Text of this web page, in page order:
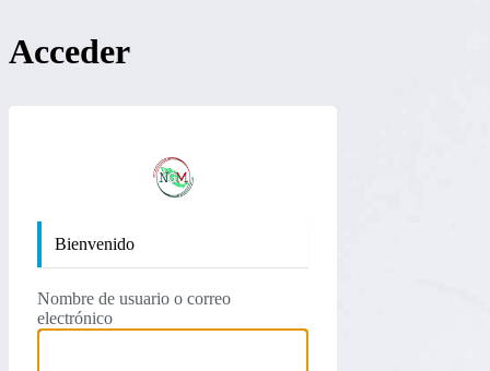
Acceder
Bienvenido
Nombre de usuario o correo
electrónico